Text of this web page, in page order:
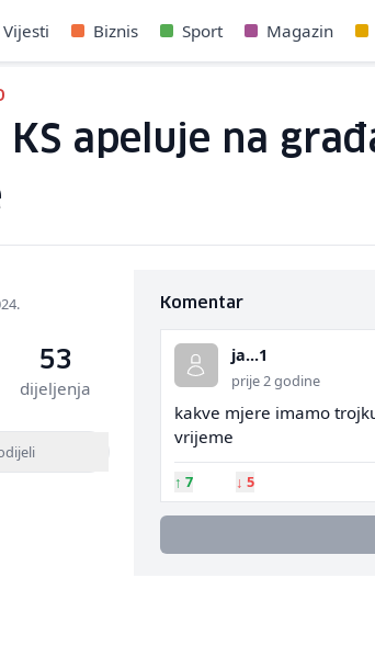
Vijesti Biznis Sport Magazin
KS apeluje na
53
dijeljenja
Komentar
ja...1
prije 2 godine
kakve mjere imamo
vrijeme
↑ 7 ↓ 5